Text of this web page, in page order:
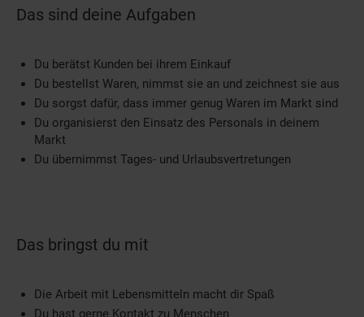
Das sind deine Aufgaben
Du berätst Kunden bei ihrem Einkauf
Du bestellst Waren, nimmst sie an und zeichnest sie aus
Du sorgst dafür, dass immer genug Waren im Markt sind
Du organisierst den Einsatz des Personals in deinem
Markt
Du übernimmst Tages- und Urlaubsvertretungen
Das bringst du mit
Die Arbeit mit Lebensmitteln macht dir Spaß
Du hast gerne Kontakt zu Menschen